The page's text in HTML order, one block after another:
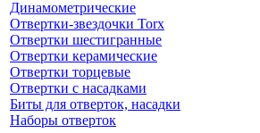
Динамометрические
Отвертки-звездочки Torx
Отвертки шестигранные
Отвертки керамические
Отвертки торцевые
Отвертки с насадками
Биты для отверток, насадки
Наборы отверток